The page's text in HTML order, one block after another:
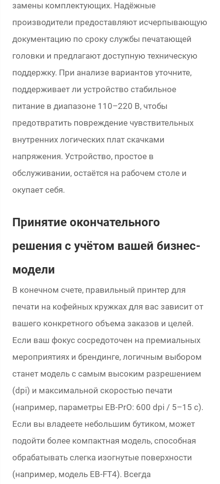
замены комплектующих. Надёжные
производители предоставляют исчерпывающую
документацию по сроку службы печатающей
головки и предлагают доступную техническую
поддержку. При анализе вариантов уточните,
поддерживает ли устройство стабильное
питание в диапазоне 110–220 В, чтобы
предотвратить повреждение чувствительных
внутренних логических плат скачками
напряжения. Устройство, простое в
обслуживании, остаётся на рабочем столе и
окупает себя.
Принятие окончательного
решения с учётом вашей бизнес-
модели
В конечном счете, правильный принтер для
печати на кофейных кружках для вас зависит от
вашего конкретного объема заказов и целей.
Если ваш фокус сосредоточен на премиальных
мероприятиях и брендинге, логичным выбором
станет модель с самым высоким разрешением
(dpi) и максимальной скоростью печати
(например, параметры EB-PrO: 600 dpi / 5–15 с).
Если вы владеете небольшим бутиком, может
подойти более компактная модель, способная
обрабатывать слегка изогнутые поверхности
(например, модель EB-FT4). Всегда